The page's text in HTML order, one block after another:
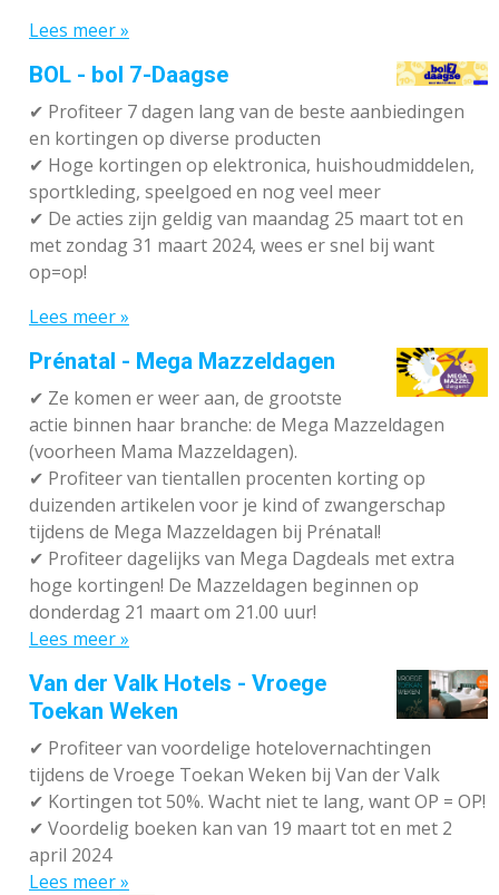
Lees meer »
BOL - bol 7-Daagse
✔ Profiteer 7 dagen lang van de beste aanbiedingen
en kortingen op diverse producten
✔ Hoge kortingen op elektronica, huishoudmiddelen,
sportkleding, speelgoed en nog veel meer
✔ De acties zijn geldig van maandag 25 maart tot en
met zondag 31 maart 2024, wees er snel bij want
op=op!
Lees meer »
Prénatal - Mega Mazzeldagen
✔ Ze komen er weer aan, de grootste
actie binnen haar branche: de Mega Mazzeldagen
(voorheen Mama Mazzeldagen).
✔ Profiteer van tientallen procenten korting op
duizenden artikelen voor je kind of zwangerschap
tijdens de Mega Mazzeldagen bij Prénatal!
✔ Profiteer dagelijks van Mega Dagdeals met extra
hoge kortingen! De Mazzeldagen beginnen op
donderdag 21 maart om 21.00 uur!
Lees meer »
Van der Valk Hotels - Vroege
Toekan Weken
✔ Profiteer van voordelige hotelovernachtingen
tijdens de Vroege Toekan Weken bij Van der Valk
✔ Kortingen tot 50%. Wacht niet te lang, want OP = OP!
✔ Voordelig boeken kan van 19 maart tot en met 2
april 2024
Lees meer »